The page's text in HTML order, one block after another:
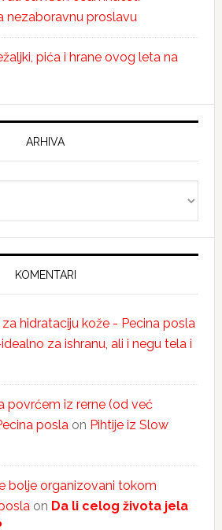
nezaboravnu proslavu
pića i hrane ovog leta na
ARHIVA
KOMENTARI
hidrataciju kože - Pecina posla
za ishranu, ali i negu tela i
povrćem iz rerne (od već
posla on Pihtije iz Slow
bolje organizovani tokom
on Da li celog života jela